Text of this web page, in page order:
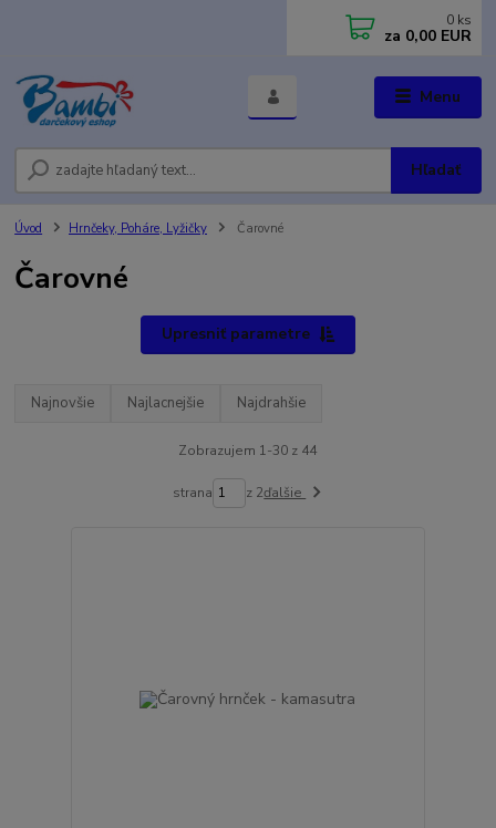
Menu
Hľadať
0 ks
za 0,00 EUR
Úvod Hrnčeky, Poháre, Lyžičky Čarovné
Čarovné
Upresniť parametre
Najnovšie Najlacnejšie Najdrahšie
Zobrazujem 1-30 z 44
strana z 2ďalšie